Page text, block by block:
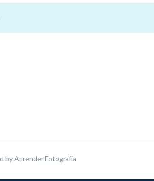
byAprender Fotografía